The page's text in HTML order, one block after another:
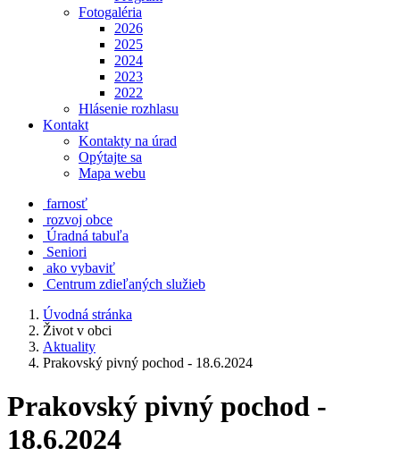
Fotogaléria
2026
2025
2024
2023
2022
Hlásenie rozhlasu
Kontakt
Kontakty na úrad
Opýtajte sa
Mapa webu
farnosť
rozvoj obce
Úradná tabuľa
Seniori
ako vybaviť
Centrum zdieľaných služieb
Úvodná stránka
Život v obci
Aktuality
Prakovský pivný pochod - 18.6.2024
Prakovský pivný pochod -
18.6.2024